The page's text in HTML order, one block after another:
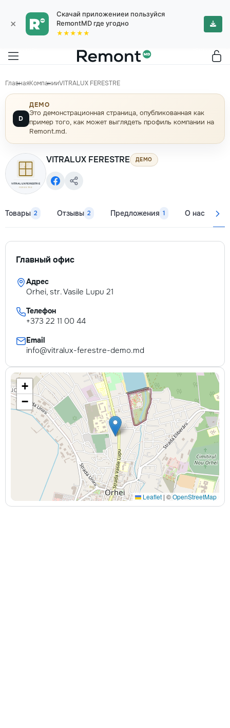
×
Скачай приложениеи пользуйся
RemontMD где угодно
★★★★★
ГлавнаяКомпанииVITRALUX FERESTRE
D
ДЕМО
Это демонстрационная страница, опубликованная как
пример того, как может выглядеть профиль компании на
Remont.md.
VITRALUX FERESTRE ДЕМО
Товары 2 Отзывы 2 Предложения 1 О нас
Главный офис
Адрес
Orhei, str. Vasile Lupu 21
Телефон
+373 22 11 00 44
Email
info@vitralux-ferestre-demo.md
+
−
Leaflet | ©OpenStreetMap